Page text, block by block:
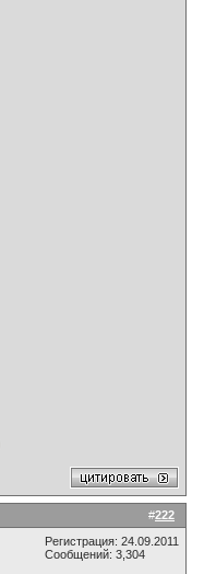
#222
Регистрация: 24.09.2011
Сообщений: 3,304